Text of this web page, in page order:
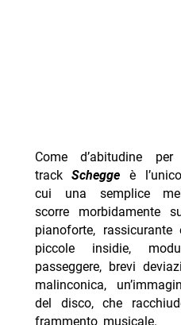
Come d’abitudine
trackSchegge è
cui una semplice
scorre morbidamente
pianoforte,
piccole insidie,
passeggere, brevi
malinconica,
del disco, che
frammento musicale.